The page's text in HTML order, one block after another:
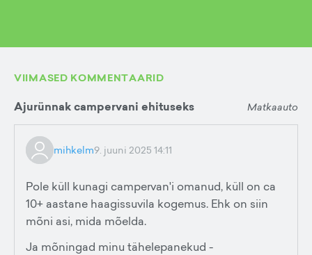
VIIMASED KOMMENTAARID
Ajurünnak campervani ehituseks Matkaauto
mihkelm9. juuni 2025 14:11
Pole küll kunagi campervan'i omanud, küll on ca
10+ aastane haagissuvila kogemus. Ehk on siin
mõni asi, mida mõelda.
Ja mõningad minu tähelepanekud -